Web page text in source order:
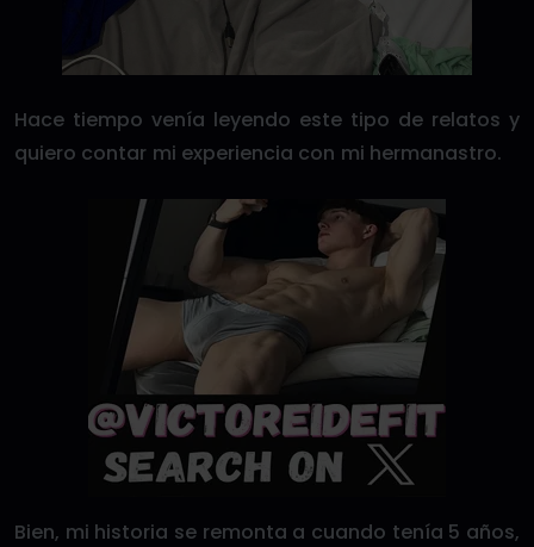
Hace tiempo venía leyendo este tipo de relatos y
quiero contar mi experiencia con mi hermanastro.
Bien, mi historia se remonta a cuando tenía 5 años,